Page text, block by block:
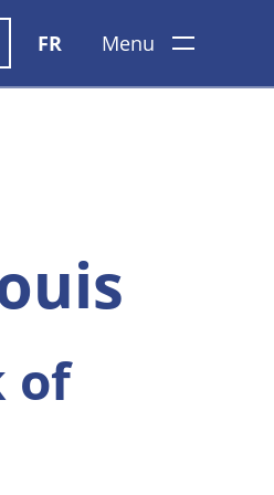
FR Menu
of